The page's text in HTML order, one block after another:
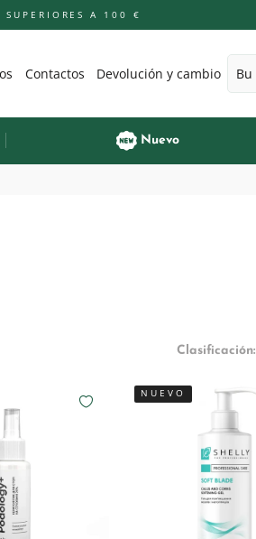
SUPERIORES A 100 €
Contactos Devolución y cambio
Nuevo
Clasificación:
NUEVO